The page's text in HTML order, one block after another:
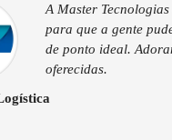
A Master
para que a gente
de ponto ideal.
oferecidas.